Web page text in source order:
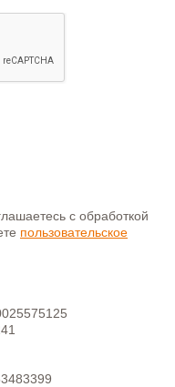
с обработкой
пользовательское